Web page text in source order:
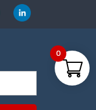
0